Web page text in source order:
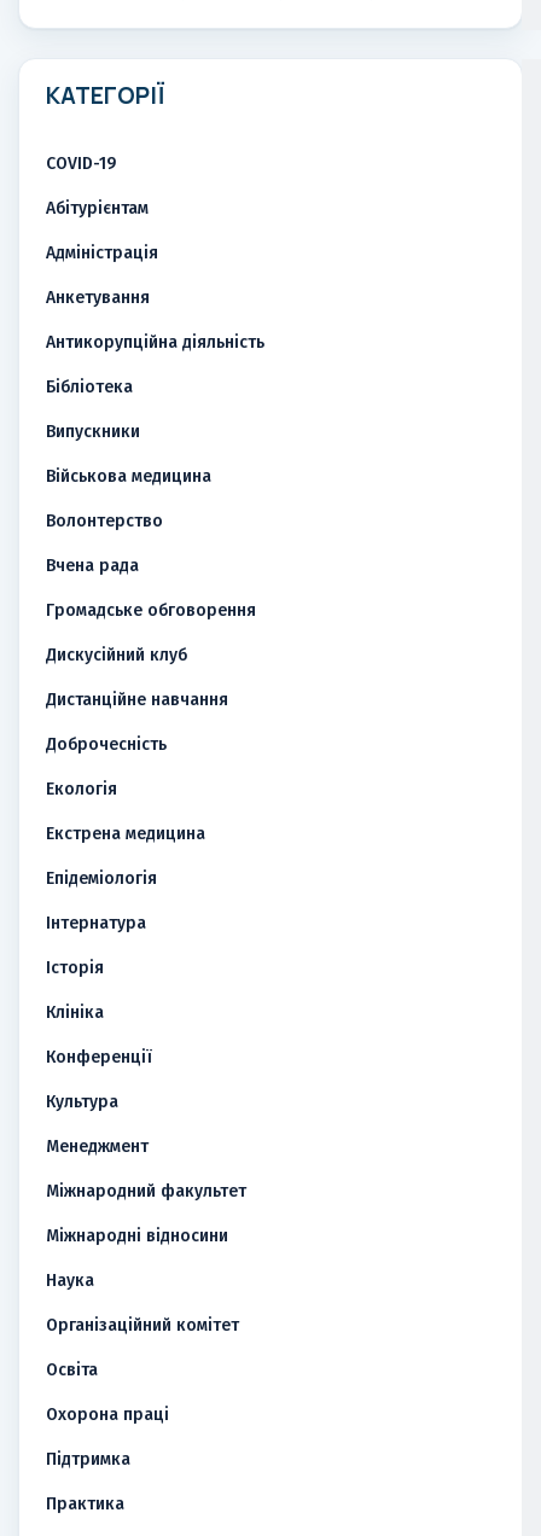
КАТЕГОРІЇ
COVID-19
Абітурієнтам
Адміністрація
Анкетування
Антикорупційна діяльність
Бібліотека
Випускники
Військова медицина
Волонтерство
Вчена рада
Громадське обговорення
Дискусійний клуб
Дистанційне навчання
Доброчесність
Екологія
Екстрена медицина
Епідеміологія
Інтернатура
Історія
Клініка
Конференції
Культура
Менеджмент
Міжнародний факультет
Міжнародні відносини
Наука
Організаційний комітет
Освіта
Охорона праці
Підтримка
Практика